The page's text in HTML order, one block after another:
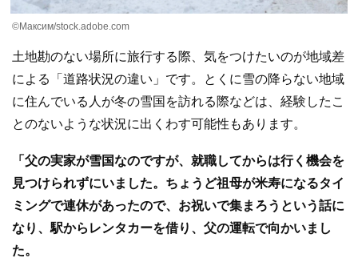
©Максим/stock.adobe.com
土地勘のない場所に旅行する際、気をつけたいのが地域差
による「道路状況の違い」です。とくに雪の降らない地域
に住んでいる人が冬の雪国を訪れる際などは、経験したこ
とのないような状況に出くわす可能性もあります。
「父の実家が雪国なのですが、就職してからは行く機会を
見つけられずにいました。ちょうど祖母が米寿になるタイ
ミングで連休があったので、お祝いで集まろうという話に
なり、駅からレンタカーを借り、父の運転で向かいまし
た。